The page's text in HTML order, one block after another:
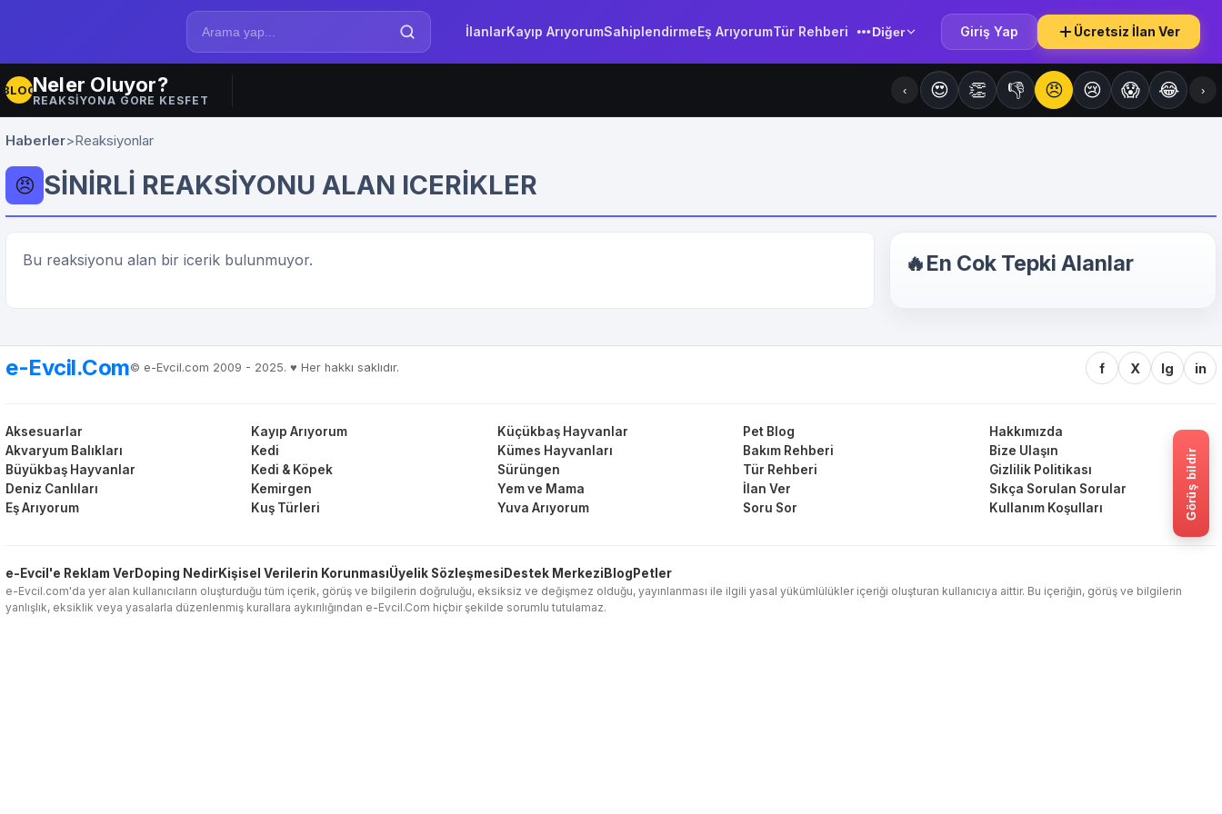
İlanlarKayıp ArıyorumSahiplendirmeEş ArıyorumTür Rehberi Diğer Giriş Yap Ücretsiz İlan Ver
BLOGNeler Oluyor?
REAKSIYONA GORE KESFET
‹ 😍 👏 👎 😠 😢 😱 😂 ›
Haberler>Reaksiyonlar
😠 SINIRLI REAKSIYONU ALAN ICERIKLER
Bu reaksiyonu alan bir icerik bulunmuyor. 🔥En Cok Tepki Alanlar
e-Evcil.Com© e-Evcil.com 2009 - 2025. ♥️ Her hakkı saklıdır. f X Ig in
Aksesuarlar
Akvaryum Balıkları
Büyükbaş Hayvanlar
Deniz Canlıları
Eş Arıyorum
Kayıp Arıyorum
Kedi
Kedi & Köpek
Kemirgen
Kuş Türleri
Küçükbaş Hayvanlar
Kümes Hayvanları
Sürüngen
Yem ve Mama
Yuva Arıyorum
Pet Blog
Bakım Rehberi
Tür Rehberi
İlan Ver
Soru Sor
Hakkımızda
Bize Ulaşın
Gizlilik Politikası
Sıkça Sorulan Sorular
Kullanım Koşulları
e-Evcil'e Reklam VerDoping NedirKişisel Verilerin KorunmasıÜyelik Sözleşmesi Destek Merkezi Blog Petler
e-Evcil.com'da yer alan kullanıcıların oluşturduğu tüm içerik, görüş ve bilgilerin doğruluğu, eksiksiz ve değişmez olduğu, yayınlanması ile ilgili yasal yükümlülükler içeriği oluşturan kullanıcıya aittir. Bu içeriğin, görüş ve bilgilerin
yanlışlık, eksiklik veya yasalarla düzenlenmiş kurallara aykırılığından e-Evcil.Com hiçbir şekilde sorumlu tutulamaz.
Görüş bildir